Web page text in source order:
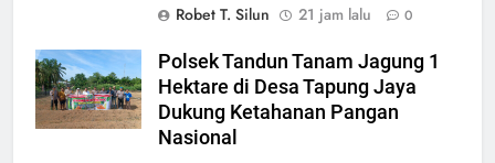
Robet T. Silun
21 jam lalu 0
Polsek Tandun Tanam Jagung 1
Hektare di Desa Tapung Jaya
Dukung Ketahanan Pangan
Nasional